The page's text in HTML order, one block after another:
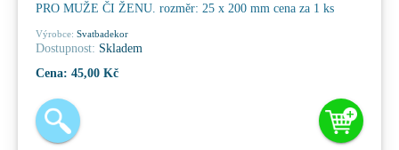
PRO MUŽE ČI ŽENU. rozměr: 25 x 200 mm cena za 1 ks
Výrobce: Svatbadekor
Dostupnost: Skladem
Cena: 45,00 Kč